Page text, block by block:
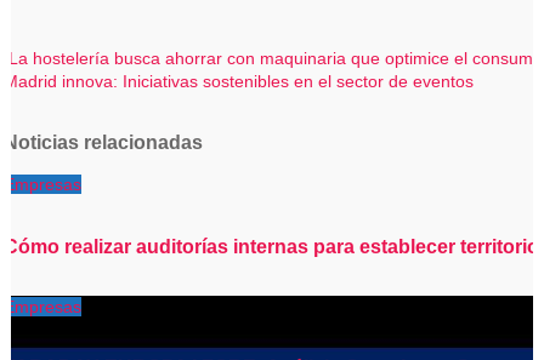
Navegación
entradas
La hostelería busca ahorrar con maquinaria que optimice el consumo
Madrid innova: Iniciativas sostenibles en el sector de eventos
Noticias relacionadas
Empresas
Cómo realizar auditorías internas para establecer
Empresas